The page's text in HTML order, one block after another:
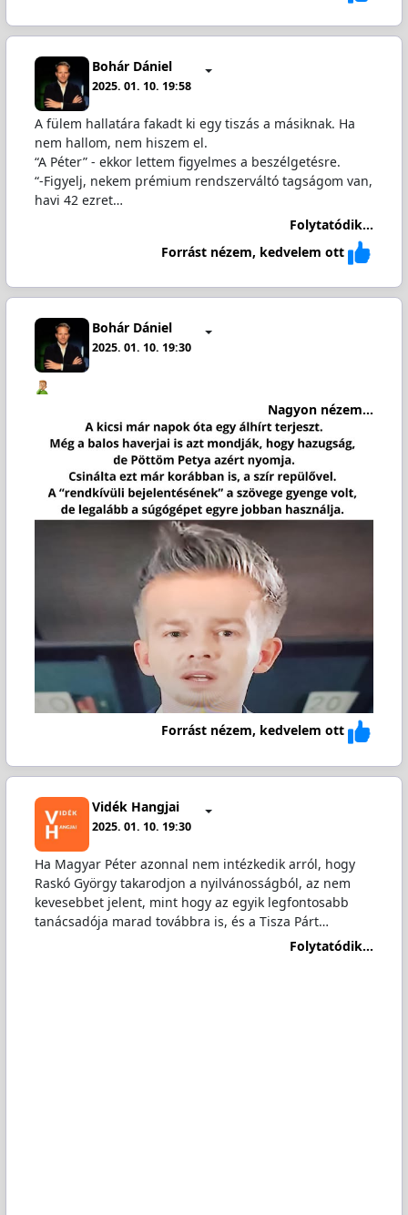
Bohár Dániel
2025. 01. 10. 19:58
A fülem hallatára fakadt ki egy tiszás a másiknak. Ha
nem hallom, nem hiszem el.
“A Péter” - ekkor lettem figyelmes a beszélgetésre.
“-Figyelj, nekem prémium rendszerváltó tagságom van,
havi 42 ezret…
Folytatódik...
Forrást nézem, kedvelem ott
Bohár Dániel
2025. 01. 10. 19:30
Nagyon nézem...
Forrást nézem, kedvelem ott
Vidék Hangjai
2025. 01. 10. 19:30
Ha Magyar Péter azonnal nem intézkedik arról, hogy
Raskó György takarodjon a nyilvánosságból, az nem
kevesebbet jelent, mint hogy az egyik legfontosabb
tanácsadója marad továbbra is, és a Tisza Párt…
Folytatódik...